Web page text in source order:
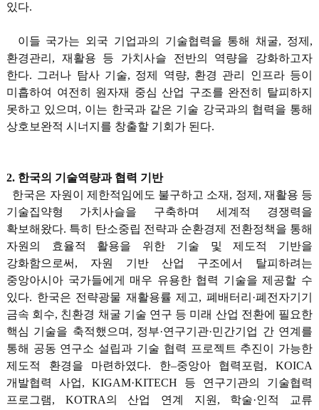
있다.
이들 국가는 외국 기업과의 기술협력을 통해 채굴, 정제,
환경관리, 재활용 등 가치사슬 전반의 역량을 강화하고자
한다. 그러나 탐사 기술, 정제 역량, 환경 관리 인프라 등이
미흡하여 여전히 원자재 중심 산업 구조를 완전히 탈피하지
못하고 있으며, 이는 한국과 같은 기술 강국과의 협력을 통해
상호보완적 시너지를 창출할 기회가 된다.
2. 한국의 기술역량과 협력 기반
한국은 자원이 제한적임에도 불구하고 소재, 정제, 재활용 등
기술집약형 가치사슬을 구축하며 세계적 경쟁력을
확보해왔다. 특히 탄소중립 전략과 순환경제 전환정책을 통해
자원의 효율적 활용을 위한 기술 및 제도적 기반을
강화함으로써, 자원 기반 산업 구조에서 탈피하려는
중앙아시아 국가들에게 매우 유용한 협력 기술을 제공할 수
있다. 한국은 전략광물 재활용률 제고, 폐배터리·폐전자기기
금속 회수, 친환경 채굴 기술 연구 등 미래 산업 전환에 필요한
핵심 기술을 축적했으며, 정부·연구기관·민간기업 간 연계를
통해 공동 연구소 설립과 기술 협력 프로젝트 추진이 가능한
제도적 환경을 마련하였다. 한–중앙아 협력포럼, KOICA
개발협력 사업, KIGAM·KITECH 등 연구기관의 기술협력
프로그램, KOTRA의 산업 연계 지원, 학술·인적 교류